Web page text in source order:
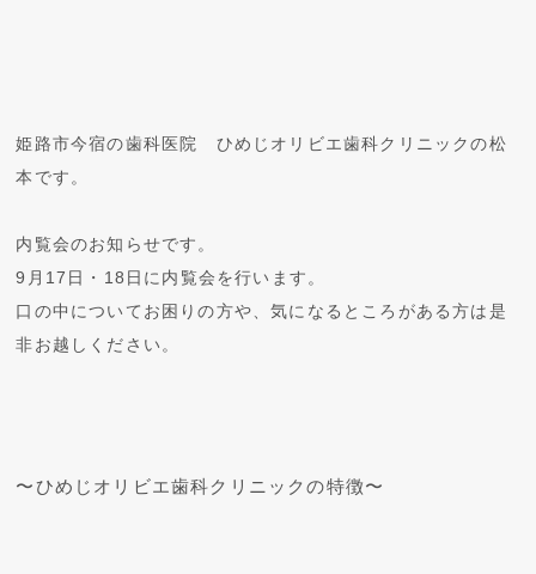
姫路市今宿の歯科医院 ひめじオリビエ歯科クリニックの松
本です。
内覧会のお知らせです。
9月17日・18日に内覧会を行います。
口の中についてお困りの方や、気になるところがある方は是
非お越しください。
〜ひめじオリビエ歯科クリニックの特徴〜